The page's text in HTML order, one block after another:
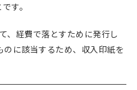
す。
、経費で落とすために発行し
に該当するため、収入印紙を